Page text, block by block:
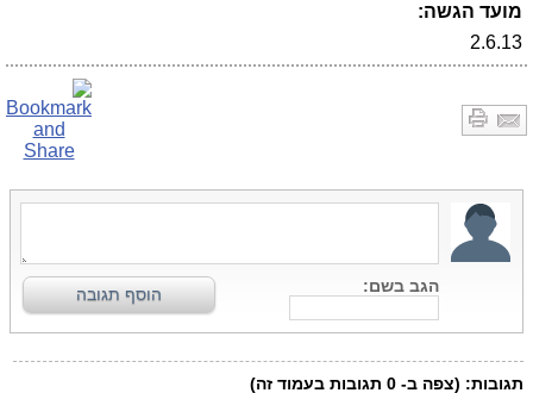
מועד הגשה:
2.6.13